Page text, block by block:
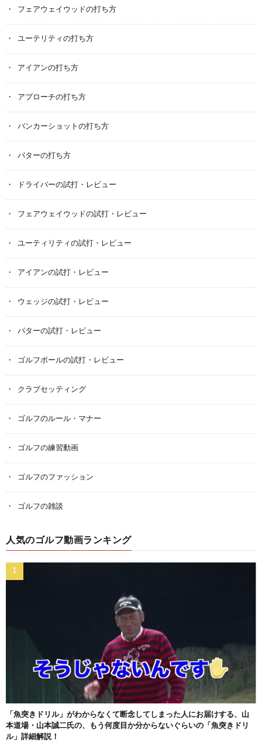
フェアウェイウッドの打ち方
ユーテリティの打ち方
アイアンの打ち方
アプローチの打ち方
バンカーショットの打ち方
パターの打ち方
ドライバーの試打・レビュー
フェアウェイウッドの試打・レビュー
ユーティリティの試打・レビュー
アイアンの試打・レビュー
ウェッジの試打・レビュー
パターの試打・レビュー
ゴルフボールの試打・レビュー
クラブセッティング
ゴルフのルール・マナー
ゴルフの練習動画
ゴルフのファッション
ゴルフの雑談
人気のゴルフ動画ランキング
「魚突きドリル」がわからなくて断念してしまった人にお届けする、山
本道場・山本誠二氏の、もう何度目か分からないぐらいの「魚突きドリ
ル」詳細解説！